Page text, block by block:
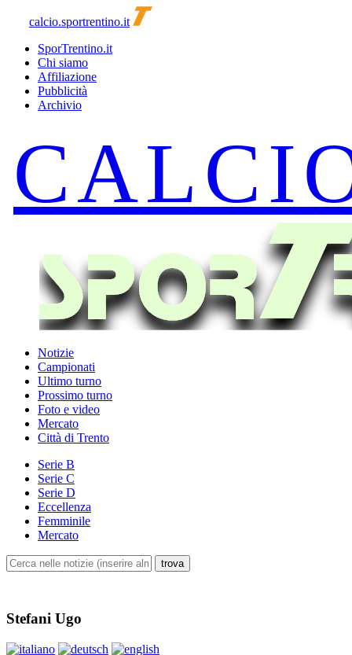
calcio.sportrentino.it
SporTrentino.it
Chi siamo
Affiliazione
Pubblicità
Archivio
Notizie
Campionati
Ultimo turno
Prossimo turno
Foto e video
Mercato
Città di Trento
Serie B
Serie C
Serie D
Eccellenza
Femminile
Mercato
Stefani Ugo